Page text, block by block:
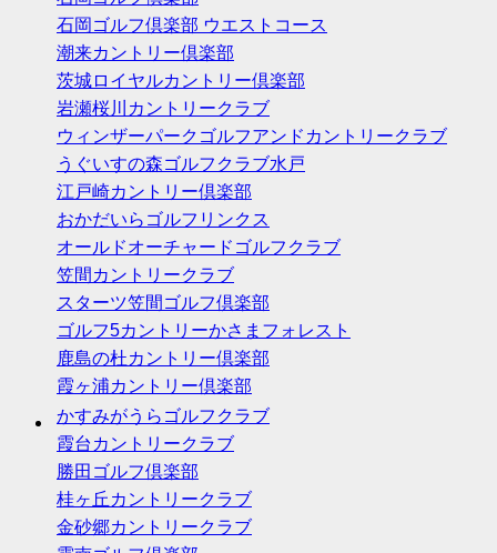
石岡ゴルフ倶楽部 ウエストコース
潮来カントリー倶楽部
茨城ロイヤルカントリー倶楽部
岩瀬桜川カントリークラブ
ウィンザーパークゴルフアンドカントリークラブ
うぐいすの森ゴルフクラブ水戸
江戸崎カントリー倶楽部
おかだいらゴルフリンクス
オールドオーチャードゴルフクラブ
笠間カントリークラブ
スターツ笠間ゴルフ倶楽部
ゴルフ5カントリーかさまフォレスト
鹿島の杜カントリー倶楽部
霞ヶ浦カントリー倶楽部
かすみがうらゴルフクラブ
霞台カントリークラブ
勝田ゴルフ倶楽部
桂ヶ丘カントリークラブ
金砂郷カントリークラブ